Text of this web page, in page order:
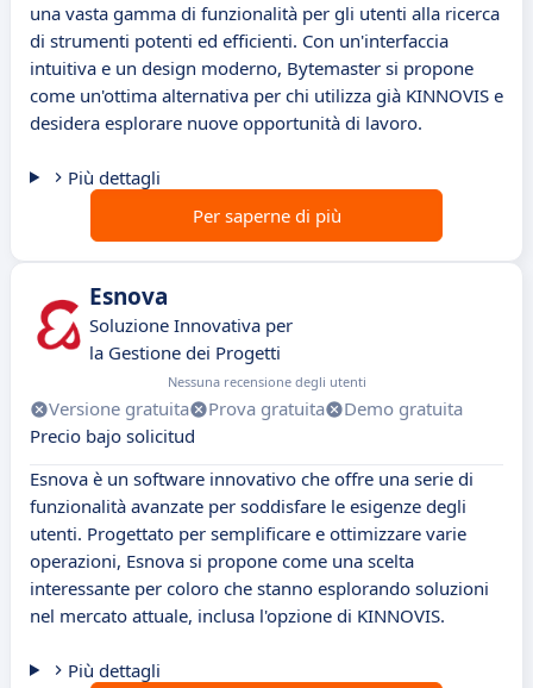
una vasta gamma di funzionalità per gli utenti alla ricerca
di strumenti potenti ed efficienti. Con un'interfaccia
intuitiva e un design moderno, Bytemaster si propone
come un'ottima alternativa per chi utilizza già KINNOVIS e
desidera esplorare nuove opportunità di lavoro.
Più dettagli
Per saperne di più
Esnova
Soluzione Innovativa per
la Gestione dei Progetti
Nessuna recensione degli utenti
Versione gratuita Prova gratuita
Demo gratuita
Precio bajo solicitud
Esnova è un software innovativo che offre una serie di
funzionalità avanzate per soddisfare le esigenze degli
utenti. Progettato per semplificare e ottimizzare varie
operazioni, Esnova si propone come una scelta
interessante per coloro che stanno esplorando soluzioni
nel mercato attuale, inclusa l'opzione di KINNOVIS.
Più dettagli